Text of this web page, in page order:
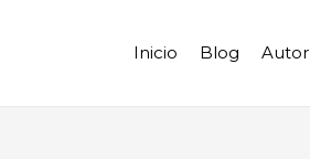
Inicio Blog Autor